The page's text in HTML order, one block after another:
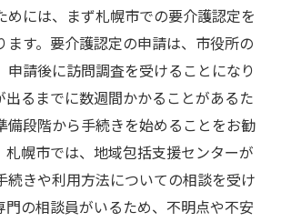
めには、まず札幌市での要介護認定を
ます。要介護認定の申請は、市役所の
申請後に訪問調査を受けることになり
出るまでに数週間かかることがあるた
備段階から手続きを始めることをお勧
札幌市では、地域包括支援センターが
続きや利用方法についての相談を受け
門の相談員がいるため、不明点や不安